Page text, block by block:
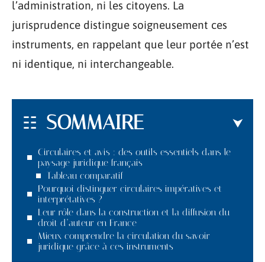
l’administration, ni les citoyens. La
jurisprudence distingue soigneusement ces
instruments, en rappelant que leur portée n’est
ni identique, ni interchangeable.
SOMMAIRE
Circulaires et avis : des outils essentiels dans le
paysage juridique français
Tableau comparatif
Pourquoi distinguer circulaires impératives et
interprétatives ?
Leur rôle dans la construction et la diffusion du
droit d’auteur en France
Mieux comprendre la circulation du savoir
juridique grâce à ces instruments